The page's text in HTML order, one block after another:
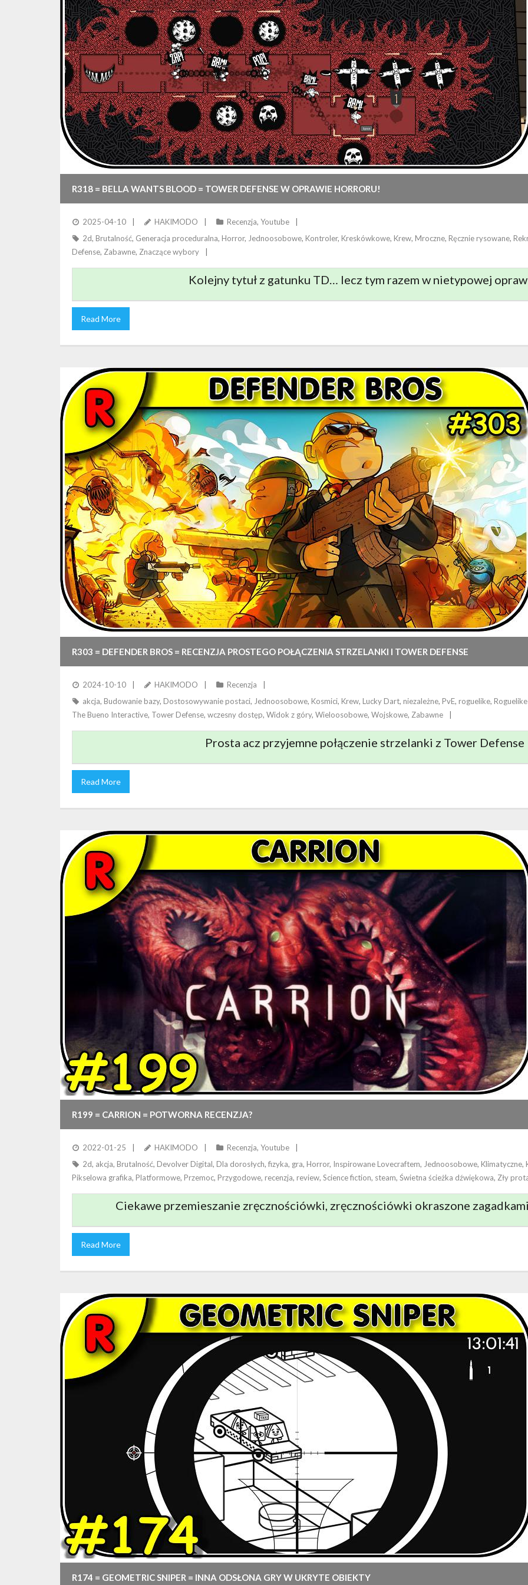
R318 = BELLA WANTS BLOOD = TOWER DEFENSE W OPRAWIE HORRORU!
2025-04-10 HAKIMODO Recenzja, Youtube
2d, Brutalność, Generacja proceduralna, Horror, Jednoosobowe, Kontroler, Kreskówkowe, Krew, Mroczne, Ręcznie rysowane,
Defense, Zabawne, Znaczące wybory
Kolejny tytuł z gatunku TD… lecz tym razem w nietypowej
Read More
R303 = DEFENDER BROS = RECENZJA PROSTEGO POŁĄCZENIA STRZELANKI I TOWER DEFENSE
2024-10-10 HAKIMODO
Recenzja
akcja, Budowanie bazy, Dostosowywanie postaci, Jednoosobowe, Kosmici, Krew, Lucky Dart, niezależne, PvE, roguelike,
The Bueno Interactive, Tower Defense, wczesny dostęp, Widok z góry, Wieloosobowe, Wojskowe, Zabawne
Prosta acz przyjemne połączenie strzelanki z Tower Defense
Read More
R199 = CARRION = POTWORNA RECENZJA?
2022-01-25 HAKIMODO Recenzja, Youtube
2d, akcja, Brutalność, Devolver Digital, Dla dorosłych, fizyka, gra, Horror, Inspirowane Lovecraftem, Jednoosobowe, Klimatyczne,
Pikselowa grafika, Platformowe, Przemoc, Przygodowe, recenzja, review, Science fiction, steam, Świetna ścieżka dźwiękowa, Zły
Ciekawe przemieszanie zręcznościówki, zręcznościówki okraszone
Read More
R174 = GEOMETRIC SNIPER = INNA ODSŁONA GRY W UKRYTE OBIEKTY